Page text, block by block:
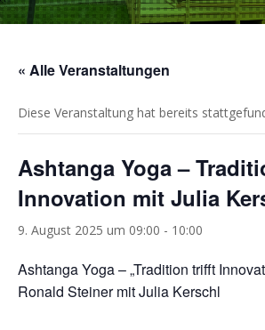
« Alle Veranstaltungen
Diese Veranstaltung hat bereits
Ashtanga Yoga –
Innovation mit Julia
9. August 2025 um 09:00 - 10:00
Ashtanga Yoga – „Tradition trifft
Ronald Steiner mit Julia Kerschl